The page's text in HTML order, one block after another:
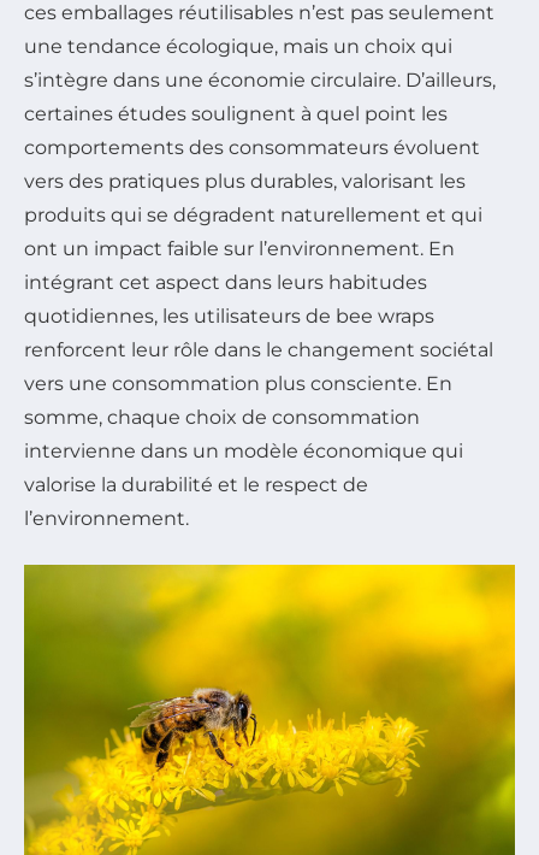
ces emballages réutilisables n’est pas seulement
une tendance écologique, mais un choix qui
s’intègre dans une économie circulaire. D’ailleurs,
certaines études soulignent à quel point les
comportements des consommateurs évoluent
vers des pratiques plus durables, valorisant les
produits qui se dégradent naturellement et qui
ont un impact faible sur l’environnement. En
intégrant cet aspect dans leurs habitudes
quotidiennes, les utilisateurs de bee wraps
renforcent leur rôle dans le changement sociétal
vers une consommation plus consciente. En
somme, chaque choix de consommation
intervienne dans un modèle économique qui
valorise la durabilité et le respect de
l’environnement.